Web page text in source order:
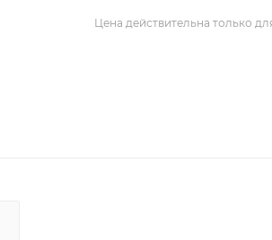
Цена действительна только